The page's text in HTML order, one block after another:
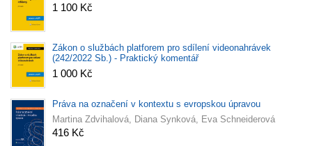
1 100 Kč
Zákon o službách platforem pro sdílení videonahrávek
(242/2022 Sb.) - Praktický komentář
1 000 Kč
Práva na označení v kontextu s evropskou úpravou
Martina Zdvihalová, Diana Synková, Eva Schneiderová
416 Kč